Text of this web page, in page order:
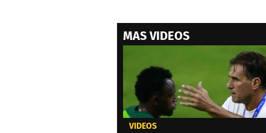
MAS VIDEOS
VIDEOS